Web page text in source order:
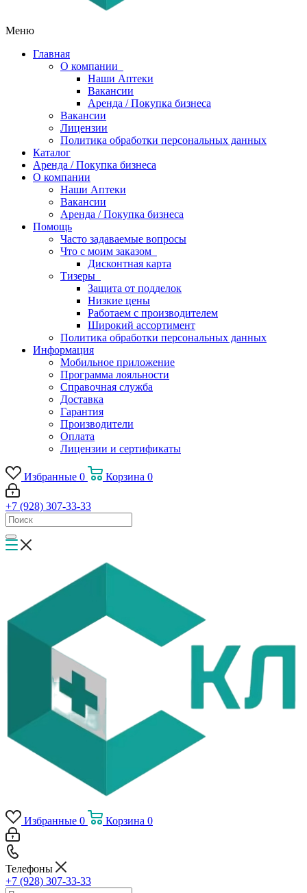
Меню
Главная
О компании
Наши Аптеки
Вакансии
Аренда / Покупка бизнеса
Вакансии
Лицензии
Политика обработки персональных данных
Каталог
Аренда / Покупка бизнеса
О компании
Наши Аптеки
Вакансии
Аренда / Покупка бизнеса
Помощь
Часто задаваемые вопросы
Что с моим заказом
Дисконтная карта
Тизеры
Защита от подделок
Низкие цены
Работаем с производителем
Широкий ассортимент
Политика обработки персональных данных
Информация
Мобильное приложение
Программа лояльности
Справочная служба
Доставка
Гарантия
Производители
Оплата
Лицензии и сертификаты
Избранные 0 Корзина 0
+7 (928) 307-33-33
Избранные 0 Корзина 0
Телефоны
+7 (928) 307-33-33